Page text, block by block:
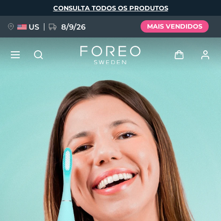
principal
CONSULTA TODOS OS PRODUTOS
US 8/9/26 MAIS VENDIDOS
Perfil de usuário
Meus aparelhos
Meus pedidos
Meus endereços
As minhas subscrições
NOVIDADE
FAQ™ Pure Beauty-Tech Elixir
BREAKING NEWS
issa™ Teeth Whitening Set
Deutsch
Español
Français
Italiano
Português
Svenska
Русский
简体中文 繁體中文